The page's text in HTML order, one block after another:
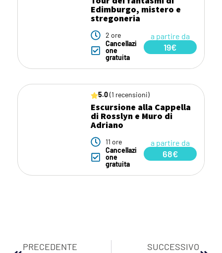
Edimburgo, mistero e
stregoneria
2 ore
Cancellazi
one
gratuita
a partire da
19€
5.0(1 recensioni)
Escursione alla Cappella
di Rosslyn e Muro di
Adriano
11 ore
Cancellazi
one
gratuita
a partire da
68€
PRECEDENTE SUCCESSIVO